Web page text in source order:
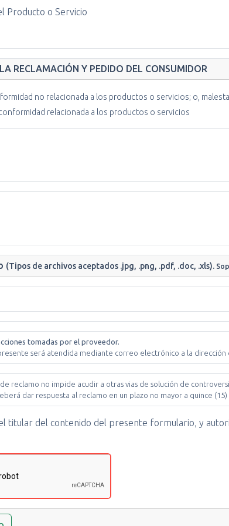
Producto o Servicio
RECLAMACIÓN Y PEDIDO DEL CONSUMIDOR
no relacionada a los productos o servicios; o,
relacionada a los productos o servicios
(Tipos de archivos aceptados .jpg, .png, .pdf, .doc, .xls).
tomadas por el proveedor.
será atendida mediante correo electrónico a la
reclamo no impide acudir a otras vias de solución de
dar respuesta al reclamo en un plazo no mayor a quince
titular del contenido del presente formulario, y